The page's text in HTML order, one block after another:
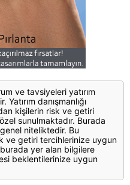
ve tavsiyeleri yatırım
Yatırım danışmanlığı
kişilerin risk ve getiri
sunulmaktadır. Burada
niteliktedir. Bu
ve getiri tercihlerinize uygun
yer alan bilgilere
beklentilerinize uygun